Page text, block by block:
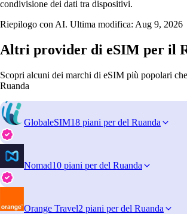
condivisione dei dati tra dispositivi.
Riepilogo con AI. Ultima modifica: Aug 9, 2026
Altri provider di eSIM per il
Scopri alcuni dei marchi di eSIM più popolari
Ruanda
GlobaleSIM18 piani per del Ruanda
Nomad10 piani per del Ruanda
Orange Travel2 piani per del Ruanda